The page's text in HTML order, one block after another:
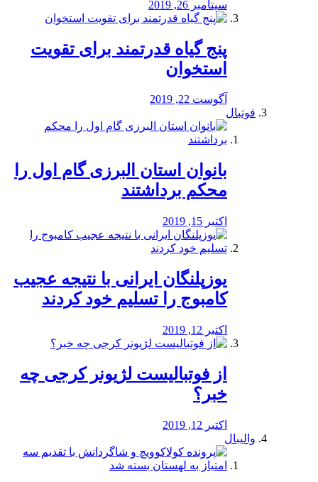
سپتامبر 26, 2019
پنج گیاه قدرتمند برای تقویت
استخوان
آگوست 22, 2019
فوتبال
بانوان استان البرزی گام اول را
محكم برداشتند
اکتبر 15, 2019
یوزپلنگان ایرانی با نتیجه عجیب
کامبوج را تسلیم خود کردند
اکتبر 12, 2019
از فوتبالیست لژیونر کرجی چه
خبر؟
اکتبر 12, 2019
والیبال